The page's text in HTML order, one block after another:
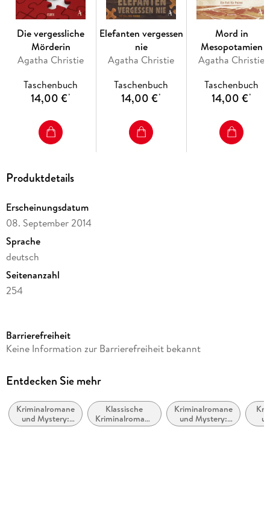
Die vergessliche
Mörderin
Agatha Christie
Taschenbuch
14,00 €*
Elefanten vergessen
nie
Agatha Christie
Taschenbuch
14,00 €*
Mord in
Mesopotamien
Agatha Christie
Taschenbuch
14,00 €*
Produktdetails
Erscheinungsdatum
08. September 2014
Sprache
deutsch
Seitenanzahl
254
Autor/Autorin
Übersetzung
Verlag/Hersteller
Atlantik Verlag
Barrierefreiheit
Keine Information zur Barrierefreiheit bekannt
Entdecken Sie mehr
Kriminalromane
und Mystery:
Cosy Mystery
Klassische
Kriminalromane
und Mystery
Kriminalromane
und Mystery:
Polizeiarbeit &